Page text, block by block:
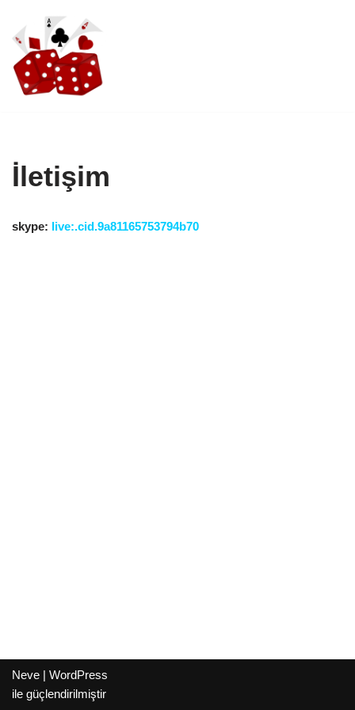
İçeriğe
geç
İletişim
skype: live:.cid.9a81165753794b70
Neve | WordPress
ile güçlendirilmiştir